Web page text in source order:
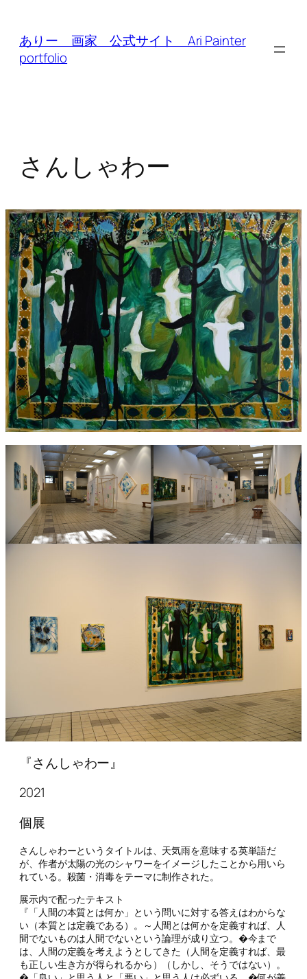
ありー 画家 公式サイト Ari Painter
portfolio
さんしゃわー
『さんしゃわー』
2021
個展
さんしゃわーというタイトルは、天気雨を意味する英単語だ
が、作者が太陽の光のシャワーをイメージしたことから用いら
れている。殺菌・消毒をテーマに制作された。
展示内で配ったテキスト
『「人間の本質とは何か」という問いに対する答えはわからな
い（本質とは定義である）。～人間とは何かを定義すれば、人
間でないものは人間でないという論理が成り立つ。�今まで
は、人間の定義を考えようとしてきた（人間を定義すれば、最
も正しい生き方が得られるから）（しかし、そうではない）。